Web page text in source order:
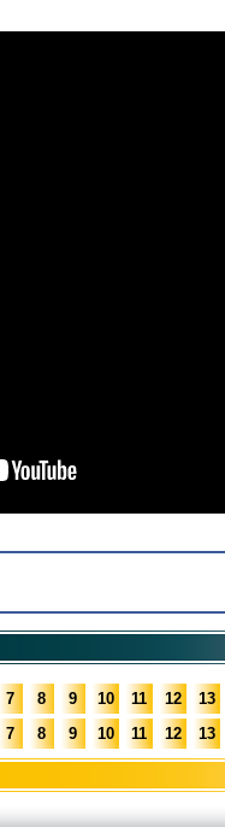
7 8 9 10 11 12 13
7 8 9 10 11 12 13